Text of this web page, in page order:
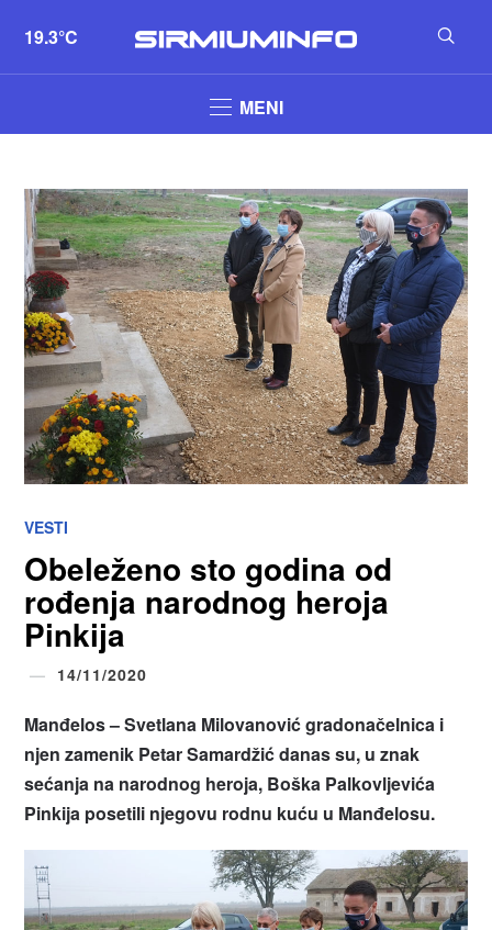
19.3°C
MENI
VESTI
Obeleženo sto godina od
rođenja narodnog heroja
Pinkija
14/11/2020
Manđelos – Svetlana Milovanović gradonačelnica i
njen zamenik Petar Samardžić danas su, u znak
sećanja na narodnog heroja, Boška Palkovljevića
Pinkija posetili njegovu rodnu kuću u Manđelosu.